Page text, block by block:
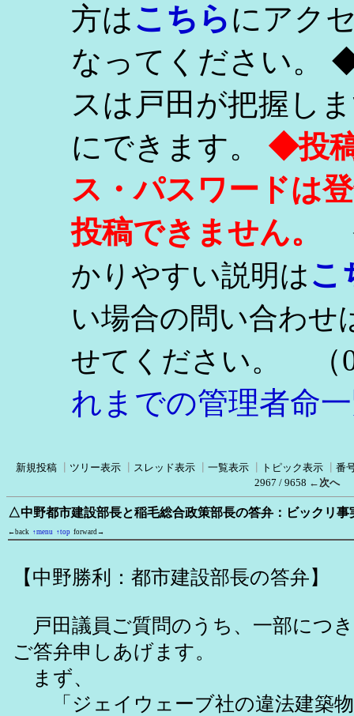
方はこちらにアク
なってください。
スは戸田が把握し
にできます。 ◆投
ス・パスワードは
投稿できません。
かりやすい説明はこ
い場合の問い合わせ
せてください。
（
れまでの管理者命
新規投稿 ツリー表示 スレッド表示 一覧表示 トピック表示
番
2967 / 9658 ←次へ
△中野都市建設部長と稲毛総合政策部長の答弁：ビックリ事
←back ↑menu ↑top forward→
【中野勝利：都市建設部長の答弁】
戸田議員ご質問のうち、一部につ
ご答弁申しあげます。
まず、
「ジェイウェーブ社の違法建築物